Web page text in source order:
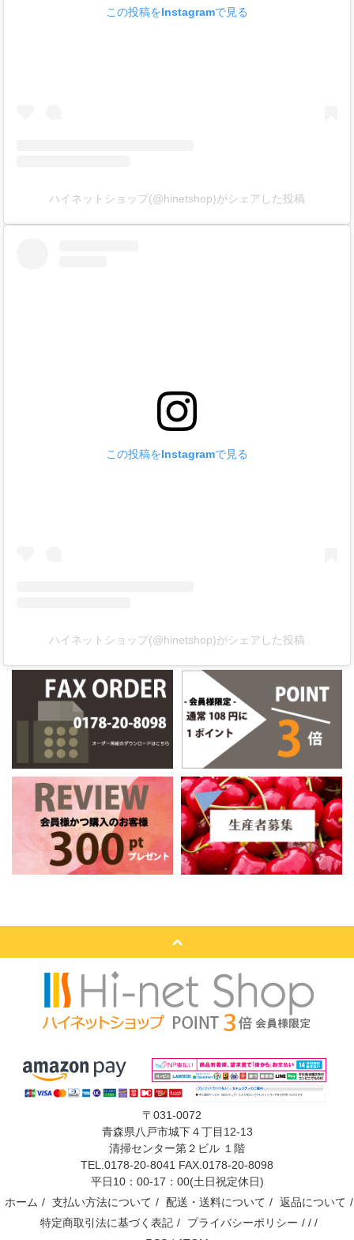
この投稿をInstagramで見る
ハイネットショップ(@hinetshop)がシェアした投稿
この投稿をInstagramで見る
ハイネットショップ(@hinetshop)がシェアした投稿
〒031-0072
青森県八戸市城下４丁目12-13
清掃センター第２ビル １階
TEL.0178-20-8041 FAX.0178-20-8098
平日10：00-17：00(土日祝定休日)
ホーム / 支払い方法について / 配送・送料について / 返品について /
特定商取引法に基づく表記 / プライバシーポリシー / / /